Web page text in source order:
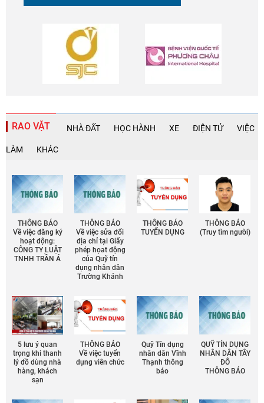
Gạch Terrazzo 30x30
giá ưu đãi tại GOAT
RAO VẶT NHÀ ĐẤT HỌC HÀNH XE ĐIỆN TỬ VIỆC
LÀM KHÁC
THÔNG BÁO
Về việc đăng ký
hoạt động:
CÔNG TY LUẬT
TNHH TRẦN Á
THÔNG BÁO
Về việc sửa đổi
địa chỉ tại Giấy
phép họat động
của Quỹ tín
dụng nhân dân
Trường Khánh
THÔNG BÁO
TUYỂN DỤNG
THÔNG BÁO
(Truy tìm người)
5 lưu ý quan
trọng khi thanh
lý đồ dùng nhà
hàng, khách
sạn
THÔNG BÁO
Về việc tuyển
dụng viên chức
Quỹ Tín dụng
nhân dân Vĩnh
Thạnh thông
báo
QUỸ TÍN DỤNG
NHÂN DÂN TÂY
ĐÔ
THÔNG BÁO